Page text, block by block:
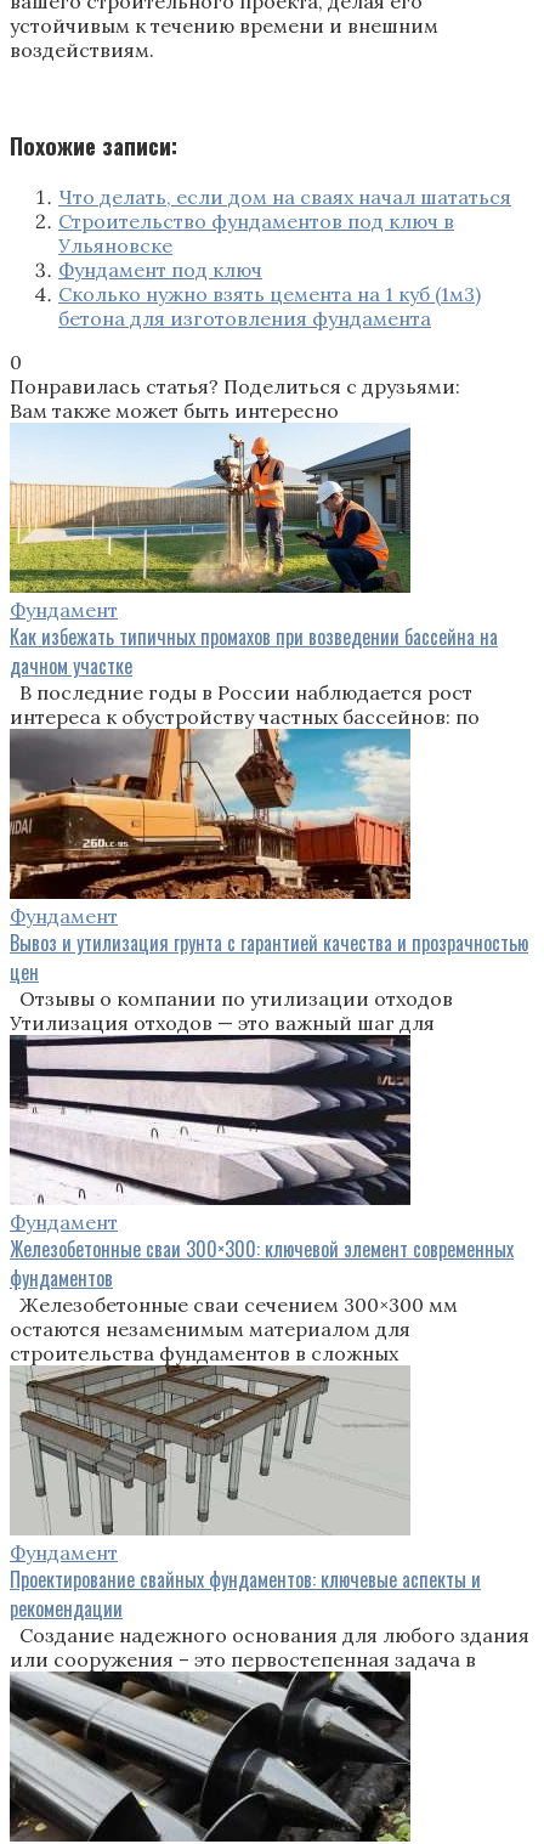
устойчивым к течению времени и внешним
воздействиям.
Похожие записи:
Что делать, если дом на сваях начал шататься
Строительство фундаментов под ключ в
Ульяновске
Фундамент под ключ
Сколько нужно взять цемента на 1 куб (1м3)
бетона для изготовления фундамента
0
Понравилась статья? Поделиться с друзьями:
Вам также может быть интересно
Фундамент
Как избежать типичных промахов при возведении бассейна на
дачном участке
В последние годы в России наблюдается рост
интереса к обустройству частных бассейнов: по
Фундамент
Вывоз и утилизация грунта с гарантией качества и прозрачностью
цен
Отзывы о компании по утилизации отходов
Утилизация отходов — это важный шаг для
Фундамент
Железобетонные сваи 300×300: ключевой элемент современных
фундаментов
Железобетонные сваи сечением 300×300 мм
остаются незаменимым материалом для
строительства фундаментов в сложных
Фундамент
Проектирование свайных фундаментов: ключевые аспекты и
рекомендации
Создание надежного основания для любого здания
или сооружения – это первостепенная задача в